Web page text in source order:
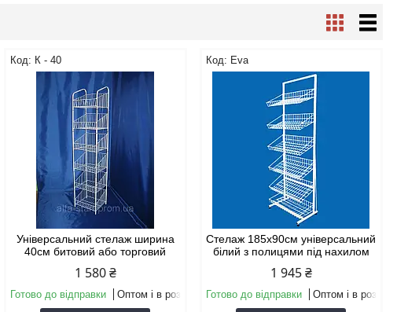
К - 40
Універсальний стелаж ширина
40см битовий або торговий
1 580 ₴
Готово до відправки Оптом і в роздріб
Eva
Стелаж 185х90см універсальний
білий з полицями під нахилом
1 945 ₴
Готово до відправки Оптом і в роздріб